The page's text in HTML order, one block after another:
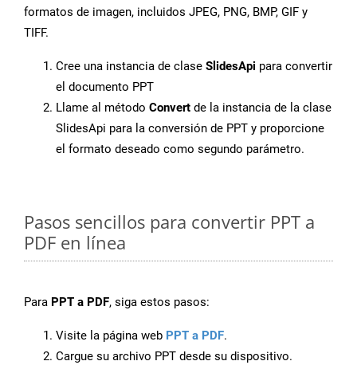
formatos de imagen, incluidos JPEG, PNG, BMP, GIF y
TIFF.
Cree una instancia de clase SlidesApi para convertir
el documento PPT
Llame al método Convert de la instancia de la clase
SlidesApi para la conversión de PPT y proporcione
el formato deseado como segundo parámetro.
Pasos sencillos para convertir PPT a
PDF en línea
Para PPT a PDF, siga estos pasos:
Visite la página web PPT a PDF.
Cargue su archivo PPT desde su dispositivo.